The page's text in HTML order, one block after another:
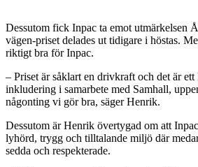
Dessutom fick Inpac ta emot utmärkelsen
vägen-priset delades ut tidigare i höstas.
riktigt bra för Inpac.
– Priset är såklart en drivkraft och det är
inkludering i samarbete med Samhall,
någonting vi gör bra, säger Henrik.
Dessutom är Henrik övertygad om att
lyhörd, trygg och tilltalande miljö där
sedda och respekterade.